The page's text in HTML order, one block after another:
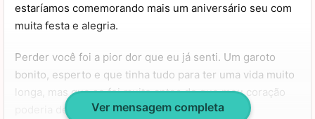
estaríamos comemorando mais um aniversário seu com
muita festa e alegria.
Perder você foi a pior dor que eu já senti. Um garoto
bonito, esperto e que tinha tudo para ter uma vida muito
longa, mas que se foi muito antes do que meu coração
poderia desejar.Ver mensagem completa